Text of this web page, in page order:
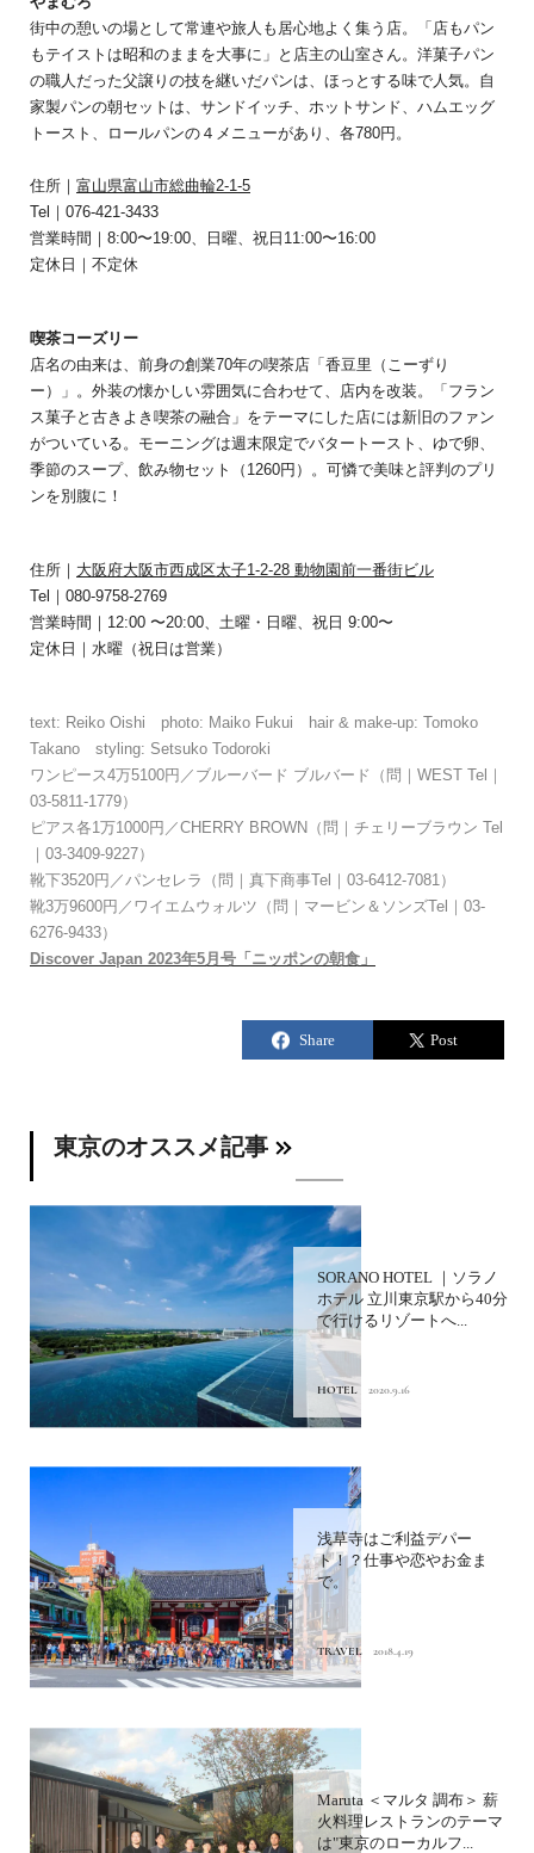
街中の憩いの場として常連や旅人も居心地よく集う店。「店もパン
もテイストは昭和のままを大事に」と店主の山室さん。洋菓子パン
の職人だった父譲りの技を継いだパンは、ほっとする味で人気。自
家製パンの朝セットは、サンドイッチ、ホットサンド、ハムエッグ
トースト、ロールパンの４メニューがあり、各780円。
住所｜ 富山県富山市総曲輪2-1-5
Tel｜076-421-3433
営業時間｜8:00〜19:00、日曜、祝日11:00〜16:00
定休日｜不定休
喫茶コーズリー
店名の由来は、前身の創業70年の喫茶店「香豆里（こーずり
ー）」。外装の懐かしい雰囲気に合わせて、店内を改装。「フラン
ス菓子と古きよき喫茶の融合」をテーマにした店には新旧のファン
がついている。モーニングは週末限定でバタートースト、ゆで卵、
季節のスープ、飲み物セット（1260円）。可憐で美味と評判のプリ
ンを別腹に！
住所｜ 大阪府大阪市西成区太子1-2-28 動物園前一番街ビル
Tel｜080-9758-2769
営業時間｜12:00 〜20:00、土曜・日曜、祝日 9:00〜
定休日｜水曜（祝日は営業）
text: Reiko Oishi photo: Maiko Fukui hair & make-up: Tomoko
Takano styling: Setsuko Todoroki
ワンピース4万5100円／ブルーバード ブルバード（問｜WEST Tel｜
03-5811-1779）
ピアス各1万1000円／CHERRY BROWN（問｜チェリーブラウン Tel
｜03-3409-9227）
靴下3520円／パンセレラ（問｜真下商事Tel｜03-6412-7081）
靴3万9600円／ワイエムウォルツ（問｜マービン＆ソンズTel｜03-
6276-9433）
Discover Japan 2023年5月号「ニッポンの朝食」
東京のオススメ記事
SORANO HOTEL ｜ソラノ
ホテル 立川東京駅から40分
で行けるリゾートへ...
HOTEL 2020.9.16
浅草寺はご利益デパー
ト！？仕事や恋やお金ま
で。
TRAVEL 2018.4.19
Maruta ＜マルタ 調布＞ 薪
火料理レストランのテーマ
は"東京のローカルフ...